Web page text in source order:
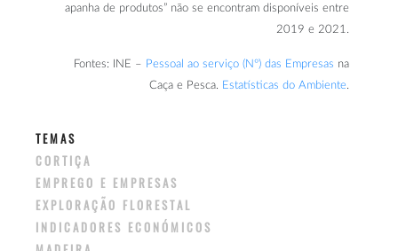
apanha de produtos” não se encontram disponíveis entre
2019 e 2021.
Fontes: INE – Pessoal ao serviço (Nº) das Empresas na
Caça e Pesca.
Estatísticas do Ambiente
TEMAS
CORTIÇA
EMPREGO E EMPRESAS
EXPLORAÇÃO FLORESTAL
INDICADORES ECONÓMICOS